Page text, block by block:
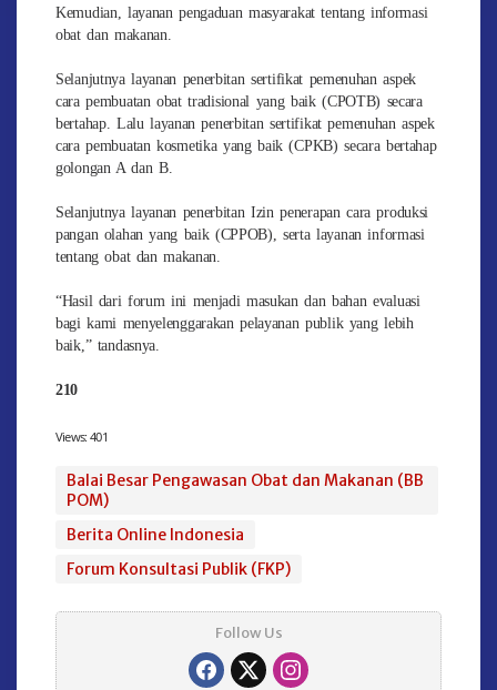
Kemudian, layanan pengaduan masyarakat tentang informasi
obat dan makanan.
Selanjutnya layanan penerbitan sertifikat pemenuhan aspek
cara pembuatan obat tradisional yang baik (CPOTB) secara
bertahap. Lalu layanan penerbitan sertifikat pemenuhan aspek
cara pembuatan kosmetika yang baik (CPKB) secara bertahap
golongan A dan B.
Selanjutnya layanan penerbitan Izin penerapan cara produksi
pangan olahan yang baik (CPPOB), serta layanan informasi
tentang obat dan makanan.
“Hasil dari forum ini menjadi masukan dan bahan evaluasi
bagi kami menyelenggarakan pelayanan publik yang lebih
baik,” tandasnya.
210
Views: 401
Balai Besar Pengawasan Obat dan Makanan (BB
POM)
Berita Online Indonesia
Forum Konsultasi Publik (FKP)
Follow Us